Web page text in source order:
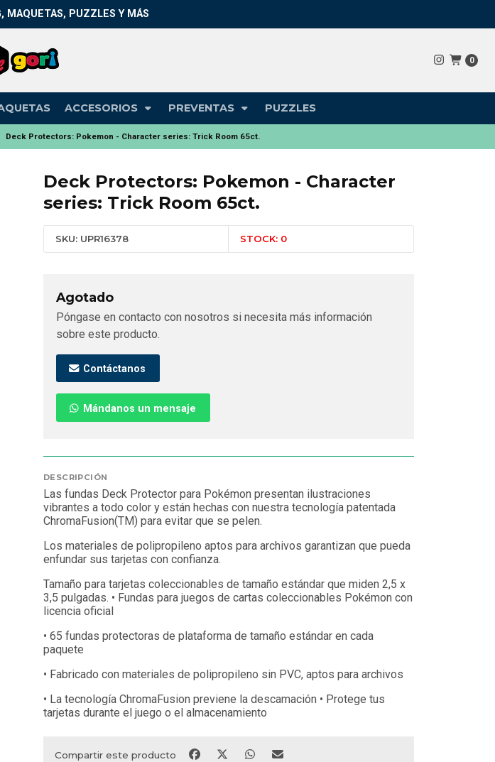
0
ACCESORIOS PREVENTAS PUZZLES
MAQUETAS, PUZZLES Y MÁS
Deck Protectors: Pokemon - Character series: Trick Room 65ct.
Deck Protectors: Pokemon - Character
series: Trick Room 65ct.
SKU: UPR16378 STOCK: 0
Agotado
Póngase en contacto con nosotros si necesita más información
sobre este producto.
Contáctanos
Mándanos un mensaje
DESCRIPCIÓN
Las fundas Deck Protector para Pokémon presentan ilustraciones
vibrantes a todo color y están hechas con nuestra tecnología patentada
ChromaFusion(TM) para evitar que se pelen.
Los materiales de polipropileno aptos para archivos garantizan que pueda
enfundar sus tarjetas con confianza.
Tamaño para tarjetas coleccionables de tamaño estándar que miden 2,5 x
3,5 pulgadas. • Fundas para juegos de cartas coleccionables Pokémon con
licencia oficial
• 65 fundas protectoras de plataforma de tamaño estándar en cada
paquete
• Fabricado con materiales de polipropileno sin PVC, aptos para archivos
• La tecnología ChromaFusion previene la descamación • Protege tus
tarjetas durante el juego o el almacenamiento
Compartir este producto